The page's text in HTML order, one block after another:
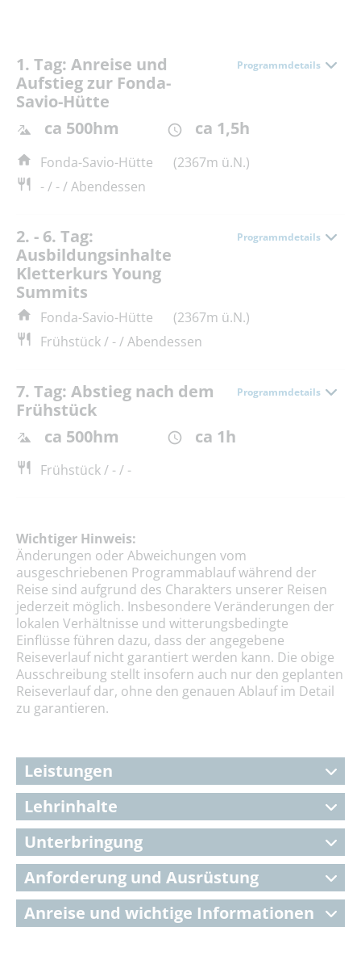
1. Tag: Anreise und
Aufstieg zur Fonda-
Savio-Hütte
Programmdetails
ca 500hm ca 1,5h
Fonda-Savio-Hütte
(2367m ü.N.)
- / - / Abendessen
2. - 6. Tag:
Ausbildungsinhalte
Kletterkurs Young
Summits
Programmdetails
Fonda-Savio-Hütte
(2367m ü.N.)
Frühstück / - / Abendessen
7. Tag: Abstieg nach dem
Frühstück
Programmdetails
ca 500hm ca 1h
Frühstück / - / -
Wichtiger Hinweis:
Änderungen oder Abweichungen vom
ausgeschriebenen Programmablauf während der
Reise sind aufgrund des Charakters unserer Reisen
jederzeit möglich. Insbesondere Veränderungen der
lokalen Verhältnisse und witterungsbedingte
Einflüsse führen dazu, dass der angegebene
Reiseverlauf nicht garantiert werden kann. Die obige
Ausschreibung stellt insofern auch nur den geplanten
Reiseverlauf dar, ohne den genauen Ablauf im Detail
zu garantieren.
Leistungen
Lehrinhalte
Unterbringung
Anforderung und Ausrüstung
Anreise und wichtige Informationen